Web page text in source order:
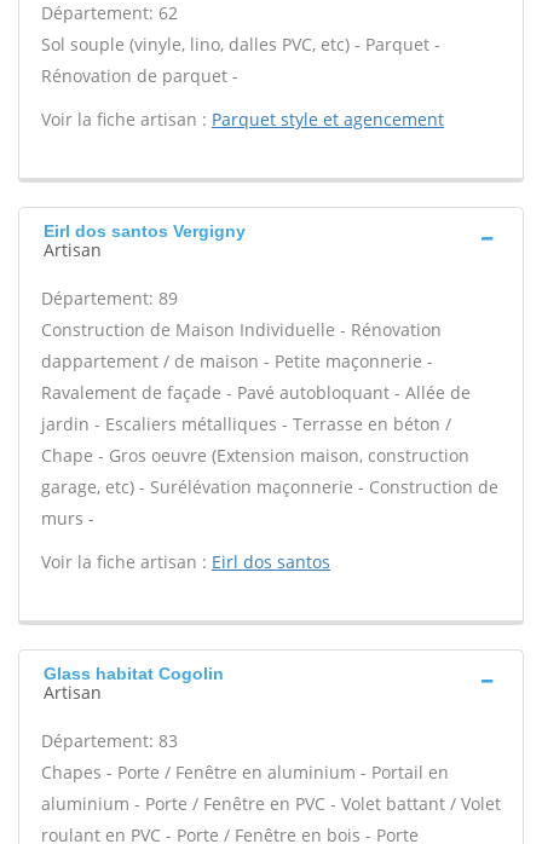
Département: 62
Sol souple (vinyle, lino, dalles PVC, etc) - Parquet -
Rénovation de parquet -
Voir la fiche artisan : Parquet style et agencement
Eirl dos santos Vergigny
Artisan
Département: 89
Construction de Maison Individuelle - Rénovation
dappartement / de maison - Petite maçonnerie -
Ravalement de façade - Pavé autobloquant - Allée de
jardin - Escaliers métalliques - Terrasse en béton /
Chape - Gros oeuvre (Extension maison, construction
garage, etc) - Surélévation maçonnerie - Construction de
murs -
Voir la fiche artisan : Eirl dos santos
Glass habitat Cogolin
Artisan
Département: 83
Chapes - Porte / Fenêtre en aluminium - Portail en
aluminium - Porte / Fenêtre en PVC - Volet battant / Volet
roulant en PVC - Porte / Fenêtre en bois - Porte